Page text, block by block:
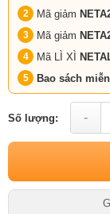
Mã giảm
Mã giảm
Mã LÌ XÌ
Bao sách
Số lượng: -